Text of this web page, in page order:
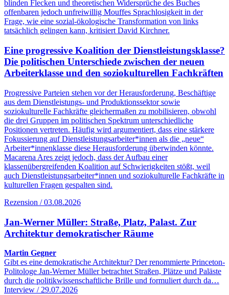
blinden Flecken und theoretischen Widersprüche des Buches
offenbaren jedoch unfreiwillig Mouffes Sprachlosigkeit in der
Frage, wie eine sozial-ökologische Transformation von links
tatsächlich gelingen kann, kritisiert David Kirchner.
Eine progressive Koalition der Dienstleistungsklasse?
Die politischen Unterschiede zwischen der neuen
Arbeiterklasse und den soziokulturellen Fachkräften
Progressive Parteien stehen vor der Herausforderung, Beschäftige
aus dem Dienstleistungs- und Produktionssektor sowie
soziokulturelle Fachkräfte gleichermaßen zu mobilisieren, obwohl
die drei Gruppen im politischen Spektrum unterschiedliche
Positionen vertreten. Häufig wird argumentiert, dass eine stärkere
Fokussierung auf Dienstleistungsarbeiter*innen als die „neue“
Arbeiter*innenklasse diese Herausforderung überwinden könnte.
Macarena Ares zeigt jedoch, dass der Aufbau einer
klassenübergreifenden Koalition auf Schwierigkeiten stößt, weil
auch Dienstleistungsarbeiter*innen und soziokulturelle Fachkräfte in
kulturellen Fragen gespalten sind.
Rezension / 03.08.2026
Jan-Werner Müller: Straße, Platz, Palast. Zur
Architektur demokratischer Räume
Martin Gegner
Gibt es eine demokratische Architektur? Der renommierte Princeton-
Politologe Jan-Werner Müller betrachtet Straßen, Plätze und Paläste
durch die politikwissenschaftliche Brille und formuliert durch da…
Interview / 29.07.2026